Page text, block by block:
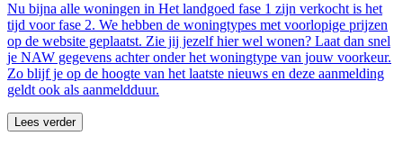
Nu bijna alle woningen in Het landgoed fase 1 zijn verkocht is het
tijd voor fase 2. We hebben de woningtypes met voorlopige prijzen
op de website geplaatst. Zie jij jezelf hier wel wonen? Laat dan snel
je NAW gegevens achter onder het woningtype van jouw voorkeur.
Zo blijf je op de hoogte van het laatste nieuws en deze aanmelding
geldt ook als aanmeldduur.
Lees verder